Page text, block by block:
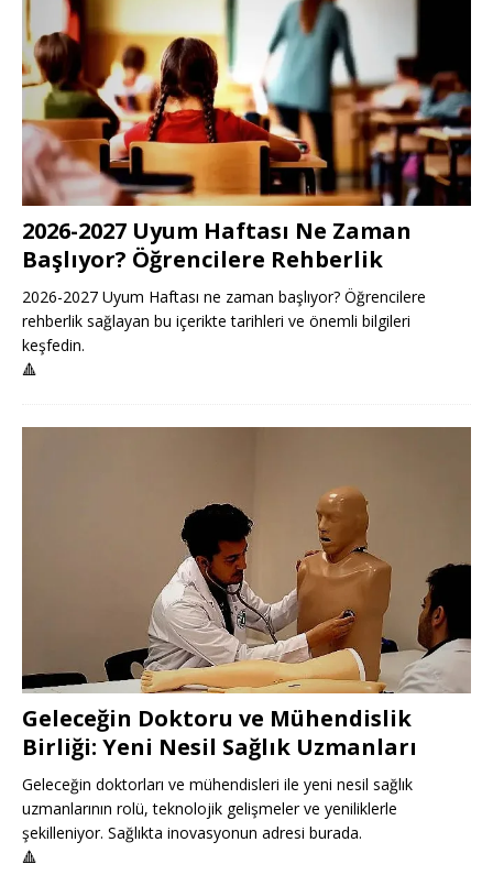
2026-2027 Uyum Haftası Ne Zaman
Başlıyor? Öğrencilere Rehberlik
2026-2027 Uyum Haftası ne zaman başlıyor? Öğrencilere
rehberlik sağlayan bu içerikte tarihleri ve önemli bilgileri
keşfedin.
🔺
Geleceğin Doktoru ve Mühendislik
Birliği: Yeni Nesil Sağlık Uzmanları
Geleceğin doktorları ve mühendisleri ile yeni nesil sağlık
uzmanlarının rolü, teknolojik gelişmeler ve yeniliklerle
şekilleniyor. Sağlıkta inovasyonun adresi burada.
🔺